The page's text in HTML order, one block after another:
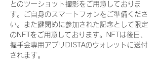
とのツーショット撮影をご用意しておりま
す。ご自身のスマートフォンをご準備くださ
い。また鍵閉めに参加された記念として限定
のNFTをご用意しております。NFTは後日、
握手会専用アプリDISTAのウォレットに送付
されます。